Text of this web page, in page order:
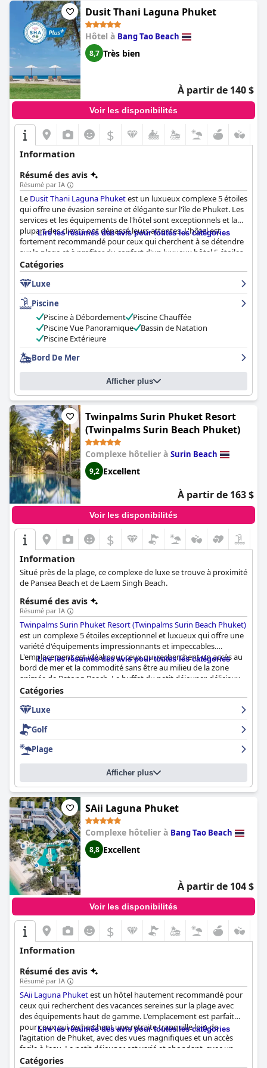
Dusit Thani Laguna Phuket
Hôtel à Bang Tao Beach
8,7 Très bien
À partir de 140 $
Voir les disponibilités
$
Information
Résumé des avis
Résumé par IA
Le Dusit Thani Laguna Phuketest un luxueux complexe 5 étoiles
qui offre une évasion sereine et élégante sur l'île de Phuket. Les
services et les équipements de l'hôtel sont exceptionnels et la
plupart des clients ont dépassé leurs attentes. L'hôtel est
fortement recommandé pour ceux qui cherchent à se détendre
sur la plage et à profiter du confort d'un luxueux hôtel 5 étoiles.
Certains clients ont décrit l'hôtel comme un joyau secret et il
reste l'un des meilleurs hôtels de Thaïlande. Toutefois, certains
points méritent d'être améliorés, notamment la vétusté des
parasols et le nombre insuffisant de chaises longues disponibles
sur la plage, ainsi que le manque d'orientation du service.
Malgré ces problèmes mineurs, leDusit Thani Laguna Phuket
est un endroit charmant où séjourner.
Lire les résumés des avis pour toutes les catégories
Catégories
Luxe
Piscine
Piscine à Débordement
Piscine Chauffée
Piscine Vue Panoramique
Bassin de Natation
Piscine Extérieure
Bord De Mer
Afficher plus
Twinpalms Surin Phuket Resort
(Twinpalms Surin Beach Phuket)
Complexe hôtelier à Surin Beach
9,2 Excellent
À partir de 163 $
Voir les disponibilités
$
Information
Situé près de la plage, ce complexe de luxe se trouve à proximité
de Pansea Beach et de Laem Singh Beach.
Résumé des avis
Résumé par IA
Twinpalms Surin Phuket Resort (Twinpalms Surin Beach Phuket)
est un complexe 5 étoiles exceptionnel et luxueux qui offre une
variété d'équipements impressionnants et impeccables.
L'emplacement est idéal pour ceux qui recherchent un accès au
bord de mer et la commodité sans être au milieu de la zone
animée de Patong Beach. Le buffet du petit déjeuner, délicieux
et varié, fait souvent l'objet d'éloges de la part des clients, qui
apprécient également le personnel et le service incroyables, y
compris les majordomes attentifs. La piscine se distingue par
son étonnante rivière lente et son incroyable design à
débordement. De nombreuses chambres et suites offrent un
accès direct à la piscine ou des piscines privées pour une
expérience encore plus luxueuse. Malgré quelques petits
problèmes de propreté et de qualité du petit-déjeuner, le
Twinpalms Surin Phuket Resort (Twinpalms Surin Beach Phuket)
offre une expérience globale exceptionnelle avec un luxe de
premier ordre, des installations étonnantes et un service
clientèle exceptionnel qui en font un choix idéal pour les
escapades romantiques, les lunes de miel et tous ceux qui
cherchent à se détendre avec style.
Lire les résumés des avis pour toutes les catégories
Catégories
Luxe
Golf
Plage
Afficher plus
SAii Laguna Phuket
Complexe hôtelier à Bang Tao Beach
8,8 Excellent
À partir de 104 $
Voir les disponibilités
$
Information
Résumé des avis
Résumé par IA
SAii Laguna Phuketest un hôtel hautement recommandé pour
ceux qui recherchent des vacances sereines sur la plage avec
des équipements haut de gamme. L'emplacement est parfait
pour ceux qui recherchent une retraite tranquille loin de
l'agitation de Phuket, avec des vues magnifiques et un accès
facile à l'eau. Le petit déjeuner est varié et abondant, avec un
service excellent et du pain fait maison. L'hôtel propose une
Lire les résumés des avis pour toutes les catégories
Catégories